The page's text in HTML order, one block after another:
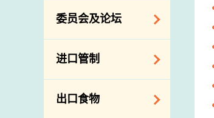
降低膳食中的钠和
糖
食物安全重点控制
系统
基因改造食物
委员会及论坛
食物安全专家委员
会
消费者联系小组
进口管制
食物进口商和食物
分销商登记制度
出口食物